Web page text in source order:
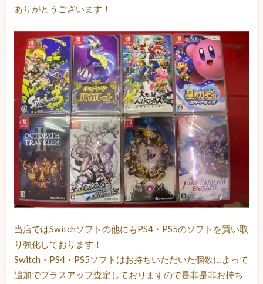
ありがとうございます！
当店ではSwitchソフトの他にもPS4・PS5のソフトを買い取
り強化しております！
Switch・PS4・PS5ソフトはお持ちいただいた個数によって
追加でプラスアップ査定しておりますので是非是非お持ち